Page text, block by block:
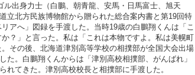
出身力士（白鵬、朝青龍、安馬・日馬富士、旭天
立北方民族博物館から贈られた総合案内書と第19回特
アへ」図録を手渡した。当時19歳の白鵬翔くんは「こ
？」と言った。私は「これは本物ですよ。私は美幌町
その後、北海道津別高等学校の相撲部が全国大会出場
た。白鵬翔くんからは「津別高校相撲部、がんばれ」
れてきた。津別高校校長と相撲部に手渡した。